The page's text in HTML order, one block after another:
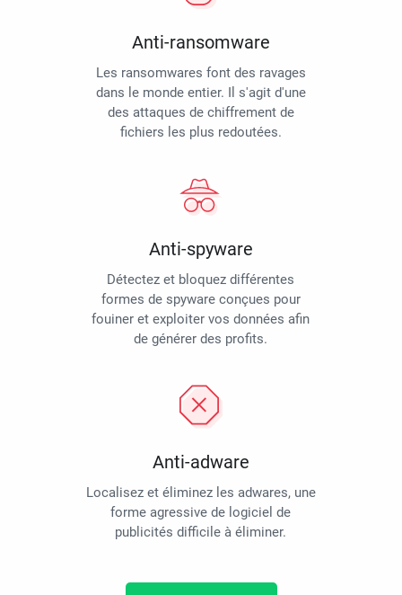
Anti-ransomware
Les ransomwares font des ravages
dans le monde entier. Il s'agit d'une
des attaques de chiffrement de
fichiers les plus redoutées.
Anti-spyware
Détectez et bloquez différentes
formes de spyware conçues pour
fouiner et exploiter vos données afin
de générer des profits.
Anti-adware
Localisez et éliminez les adwares, une
forme agressive de logiciel de
publicités difficile à éliminer.